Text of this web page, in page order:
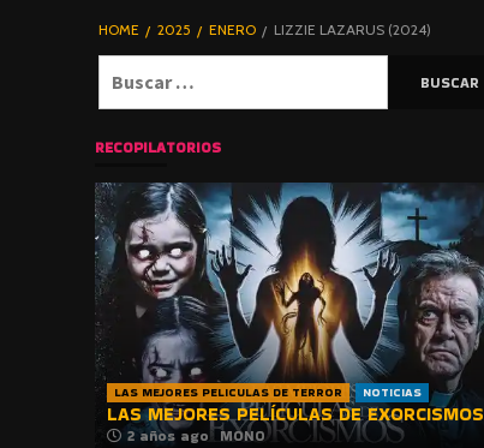
BLOGHORROR
⋆
HOME 2025 ENERO LIZZIE LAZARUS (2024)
RECOPILATORIOS
LAS MEJORES PELICULAS DE TERROR NOTICIAS
LAS MEJORES PELÍCULAS DE EXORCISMOS
2 años ago MONO